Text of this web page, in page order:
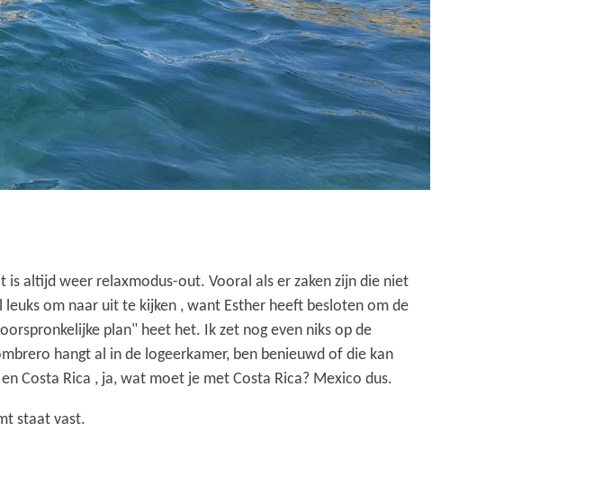
altijd weer relaxmodus-out. Vooral als er zaken zijn die niet
om naar uit te kijken , want Esther heeft besloten om de
plan" heet het. Ik zet nog even niks op de
hangt al in de logeerkamer, ben benieuwd of die kan
Costa Rica , ja, wat moet je met Costa Rica? Mexico dus.
staat vast.